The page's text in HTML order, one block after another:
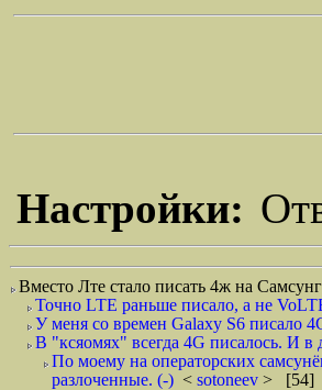
Настройки:
Вместо Лте стало писать 4ж на
Точно LTE раньше писало, а не
У меня со времен Galaxy S6 писало
В "ксяомях" всегда 4G писалось. И в
По моему на операторских
разлоченные. (-) < sotoneev > [54]